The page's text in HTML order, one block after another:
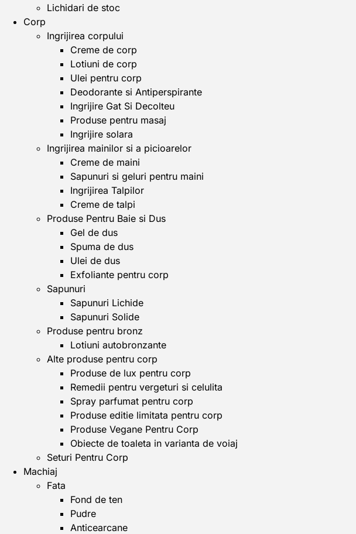
Lichidari de stoc
Corp
Ingrijirea corpului
Creme de corp
Lotiuni de corp
Ulei pentru corp
Deodorante si Antiperspirante
Ingrijire Gat Si Decolteu
Produse pentru masaj
Ingrijire solara
Ingrijirea mainilor si a picioarelor
Creme de maini
Sapunuri si geluri pentru maini
Ingrijirea Talpilor
Creme de talpi
Produse Pentru Baie si Dus
Gel de dus
Spuma de dus
Ulei de dus
Exfoliante pentru corp
Sapunuri
Sapunuri Lichide
Sapunuri Solide
Produse pentru bronz
Lotiuni autobronzante
Alte produse pentru corp
Produse de lux pentru corp
Remedii pentru vergeturi si celulita
Spray parfumat pentru corp
Produse editie limitata pentru corp
Produse Vegane Pentru Corp
Obiecte de toaleta in varianta de voiaj
Seturi Pentru Corp
Machiaj
Fata
Fond de ten
Pudre
Anticearcane